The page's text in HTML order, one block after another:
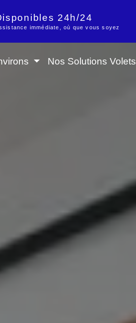
24h/24
immédiate, où que vous soyez
Nos Solutions Volets